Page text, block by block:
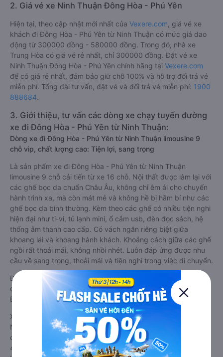
2. Giá vé xe Ninh Thuận Đông Hòa - Phú Yên
Hiện tại, theo cập nhật mới nhất của Vexere.com , giá vé xe
khách đi Đông Hòa - Phú Yên từ Ninh Thuận có mức giá dao
động từ 300000 đồng - 580000 đồng. Trong đó, nhà xe
Trung Hòa có giá vé rẻ nhất, chỉ 300000 đồng. Đặt vé xe
Ninh Thuận Đông Hòa - Phú Yên chính hãng tại Vexere.com
để có giá rẻ nhất, đảm bảo giữ chỗ 100% và hỗ trợ đổi trả vé
miễn phí. Tổng đài tư vấn, đặt vé và đổi trả vé miễn phí: 1900
888684.
3. Giới thiệu, tư vấn các dòng xe chạy tuyến đường
xe đi Đông Hòa - Phú Yên từ Ninh Thuận:
Dòng xe đi Đông Hòa - Phú Yên từ Ninh Thuận limousine 9
chỗ vip, chất lượng cao: Tiện lợi, sang trọng
Là sản phẩm xe đi Đông Hòa - Phú Yên từ Ninh Thuận
limousine 9 chỗ cải tiến từ xe 16 chỗ. Nội thất được làm lại với
các ghế bọc da chuẩn Châu Âu, không chỉ êm ái cho chuyến
hành trình xa, mà còn mát mẻ và không hề bị hầm bí như các
ghế bọc da bình thường. Kèm theo các ghế có nhiều tiện nghi
hiện đại như ti-vi, tủ lạnh mini, ổ cắm usb, đèn đọc sách, hệ
thống âm thanh cao cấp. Có vách ngăn riêng biệt giữa
khoang lái và khoang hành khách. Khoảng cách giữa các ghế
ngồi rất thoải mái, không nhồi nhét. Luôn đáp ứng được nhu
cầu về sang trọng, thoải mái và tiện nghi trong việc di chuyển.
Đây là loại xe Ninh Thuận Đông Hòa - Phú Yên có hỗ trợ
đón/trả tận nơi miễn phí tại nội thành Ninh Thuận và nội thành
Đông Hòa - Phú Yên, rất thuận tiện cho du khách.
Xe Ninh Thuận Đông Hòa - Phú Yên limousine tốt nhất: Xe từ
Ninh Thuận đi Đông Hòa - Phú Yên limousine được đánh giá
chung có chất lượng Tốt với điểm đánh giá trung bình từ
4.5/5 dựa trên 6614 phản hồi của hành khách Xe về Đông